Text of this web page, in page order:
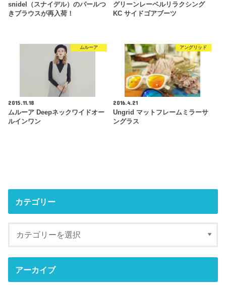
snidel（スナイデル）のパールつ
きブラウスが再入荷！
グリーンレーベルリラクシング
KC サイドゴアブーツ
ムルーア
2015.11.18
ムルーア Deepネックワイドオー
ルインワン
アングリッド
2016.4.21
Ungrid マットフレームミラーサ
ングラス
カテゴリー
アーカイブ